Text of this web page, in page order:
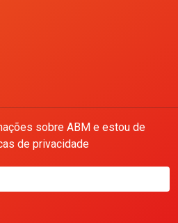
sobre ABM e estou de
de privacidade